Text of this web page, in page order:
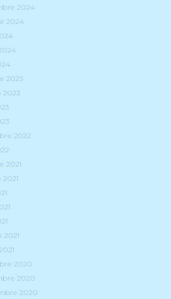
2024
2024
2023
2023
2022
2021
2021
2020
2020
2020